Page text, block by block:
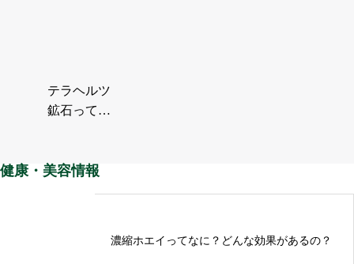
テラヘルツ
鉱石って知
の秘密に…
健康・美容情報
濃縮ホエイってなに？どんな効果があるの？